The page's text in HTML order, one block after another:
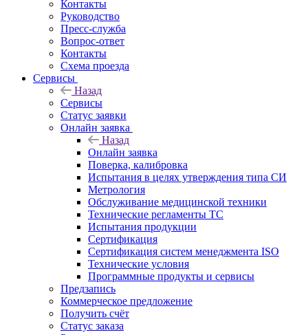
Контакты
Руководство
Пресс-служба
Вопрос-ответ
Контакты
Схема проезда
Сервисы
Назад
Сервисы
Статус заявки
Онлайн заявка
Назад
Онлайн заявка
Поверка, калибровка
Испытания в целях утверждения типа СИ
Метрология
Обслуживание медицинской техники
Технические регламенты ТС
Испытания продукции
Сертификация
Сертификация систем менеджмента ISO
Технические условия
Программные продукты и сервисы
Предзапись
Коммерческое предложение
Получить счёт
Статус заказа